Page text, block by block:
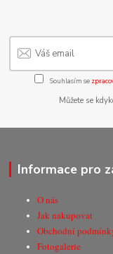
Souhlasím se
Můžete se
Informace pro
O nás
Jak nakupovat
Obchodní
Fotogalerie